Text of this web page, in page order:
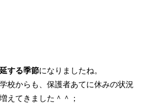
する季節になりましたね。
校からも、保護者あてに休みの状況
えてきました＾＾；